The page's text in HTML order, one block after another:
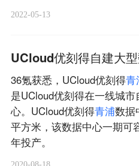
2022-05-13
UCloud优刻得自建大
36氪获悉，UCloud优刻得青
是UCloud优刻得在一线城
心。UCloud优刻得青浦数据
平方米，该数据中心一期可
年投产。